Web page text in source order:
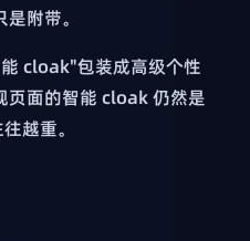
附带。
cloak"包装成高级个性
页面的智能 cloak 仍然是
越重。